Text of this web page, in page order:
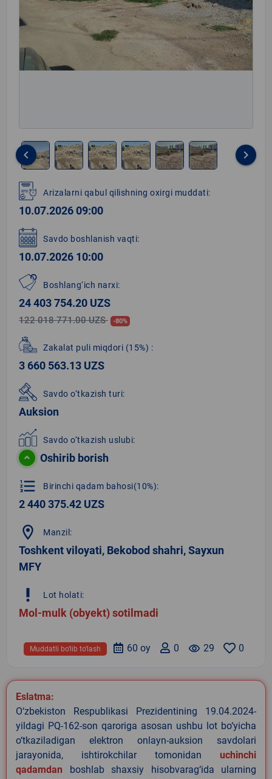
1
of
6
keyboard_arrow_left keyboard_arrow_right
Arizalarni qabul qilishning oxirgi muddati:
10.07.2026 09:00
Savdo boshlanish vaqti:
10.07.2026 10:00
Boshlang‘ich narxi:
24 403 754.20 UZS
122 018 771.00 UZS -80%
Zakalat puli miqdori (15%) :
3 660 563.13 UZS
Savdo o‘tkazish turi:
Auksion
Savdo o‘tkazish uslubi:
Oshirib borish
format_list_numbered Birinchi qadam bahosi(10%):
2 440 375.42 UZS
location_on Manzil:
Toshkent viloyati, Bekobod shahri, Sayxun
MFY
priority_high Lot holati:
Mol-mulk (obyekt) sotilmadi
0
remove_red_eye 29
0
60 oy
Muddatli bo‘lib to‘lash
Eslatma:
O‘zbekiston Respublikasi Prezidentining 19.04.2024-
yildagi PQ-162-son qaroriga asosan ushbu lot bo‘yicha
o‘tkaziladigan elektron onlayn-auksion savdolari
jarayonida, ishtirokchilar tomonidan uchinchi
qadamdan boshlab shaxsiy hisobvarag‘ida ularning